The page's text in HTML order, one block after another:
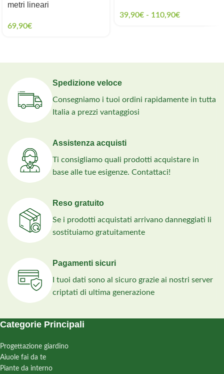
metri lineari
69,90€
39,90€ - 110,90€
Spedizione veloce
Consegniamo i tuoi ordini rapidamente in tutta
Italia a prezzi vantaggiosi
Assistenza acquisti
Ti consigliamo quali prodotti acquistare in
base alle tue esigenze. Contattaci!
Reso gratuito
Se i prodotti acquistati arrivano danneggiati li
sostituiamo gratuitamente
Pagamenti sicuri
I tuoi dati sono al sicuro grazie ai nostri server
criptati di ultima generazione
Categorie Principali
Progettazione giardino
Aiuole fai da te
Piante da interno